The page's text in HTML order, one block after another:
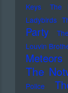
Keys
The
Ladybirds
Party
Louvin
Meteors
The
Police